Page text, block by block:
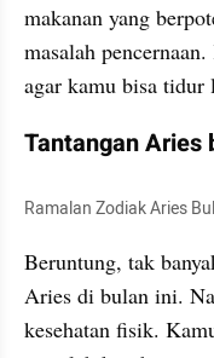
makanan yang
masalah
agar kamu bisa tidur
Tantangan Aries
Ramalan Zodiak Aries
Beruntung, tak
Aries di bulan ini.
kesehatan fisik.